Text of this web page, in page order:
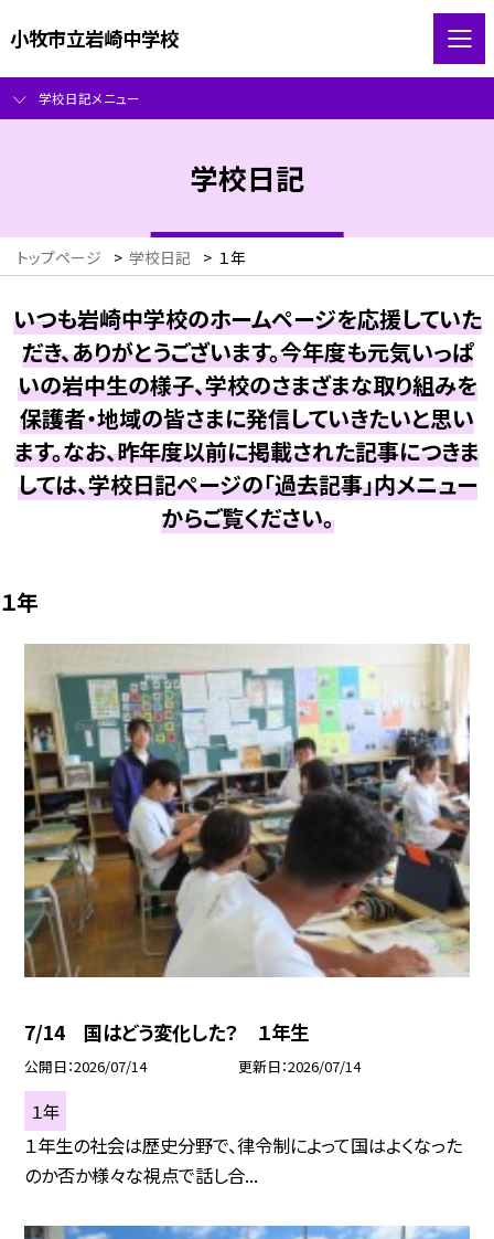
小牧市立岩崎中学校
学校日記メニュー
学校日記
トップページ > 学校日記 > １年
いつも岩崎中学校のホームページを応援していた
だき、ありがとうございます。今年度も元気いっぱ
いの岩中生の様子、学校のさまざまな取り組みを
保護者・地域の皆さまに発信していきたいと思い
ます。なお、昨年度以前に掲載された記事につきま
しては、学校日記ページの「過去記事」内メニュー
からご覧ください。
１年
7/14 国はどう変化した？ １年生
公開日 2026/07/14 更新日 2026/07/14
１年
１年生の社会は歴史分野で、律令制によって国はよくなった
のか否か様々な視点で話し合...